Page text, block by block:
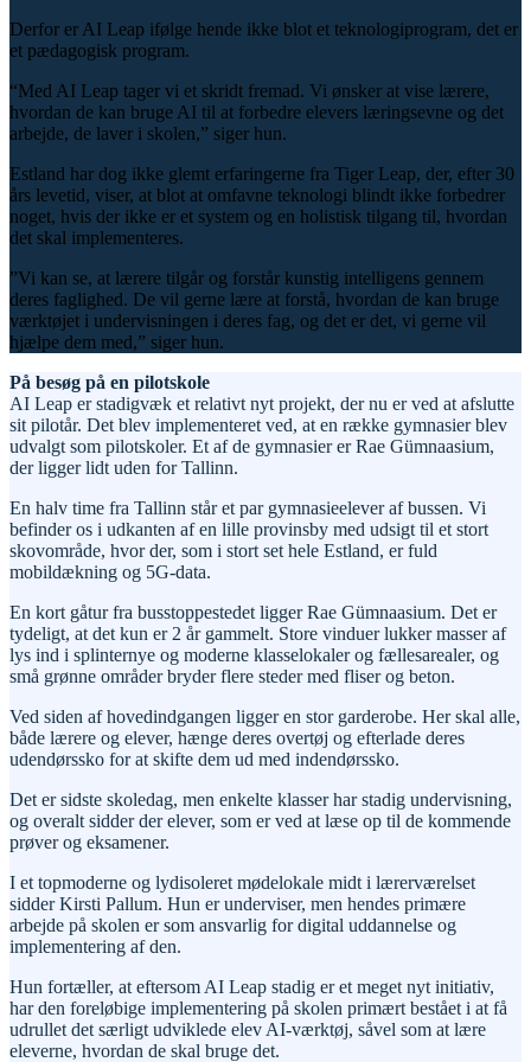
Derfor er AI Leap ifølge hende ikke blot et teknologiprogram, det er
et pædagogisk program.
“Med AI Leap tager vi et skridt fremad. Vi ønsker at vise lærere,
hvordan de kan bruge AI til at forbedre elevers læringsevne og det
arbejde, de laver i skolen,” siger hun.
Estland har dog ikke glemt erfaringerne fra Tiger Leap, der, efter 30
års levetid, viser, at blot at omfavne teknologi blindt ikke forbedrer
noget, hvis der ikke er et system og en holistisk tilgang til, hvordan
det skal implementeres.
”Vi kan se, at lærere tilgår og forstår kunstig intelligens gennem
deres faglighed. De vil gerne lære at forstå, hvordan de kan bruge
værktøjet i undervisningen i deres fag, og det er det, vi gerne vil
hjælpe dem med,” siger hun.
På besøg på en pilotskole
AI Leap er stadigvæk et relativt nyt projekt, der nu er ved at afslutte
sit pilotår. Det blev implementeret ved, at en række gymnasier blev
udvalgt som pilotskoler. Et af de gymnasier er Rae Gümnaasium,
der ligger lidt uden for Tallinn.
En halv time fra Tallinn står et par gymnasieelever af bussen. Vi
befinder os i udkanten af en lille provinsby med udsigt til et stort
skovområde, hvor der, som i stort set hele Estland, er fuld
mobildækning og 5G-data.
En kort gåtur fra busstoppestedet ligger Rae Gümnaasium. Det er
tydeligt, at det kun er 2 år gammelt. Store vinduer lukker masser af
lys ind i splinternye og moderne klasselokaler og fællesarealer, og
små grønne områder bryder flere steder med fliser og beton.
Ved siden af hovedindgangen ligger en stor garderobe. Her skal alle,
både lærere og elever, hænge deres overtøj og efterlade deres
udendørssko for at skifte dem ud med indendørssko.
Det er sidste skoledag, men enkelte klasser har stadig undervisning,
og overalt sidder der elever, som er ved at læse op til de kommende
prøver og eksamener.
I et topmoderne og lydisoleret mødelokale midt i lærerværelset
sidder Kirsti Pallum. Hun er underviser, men hendes primære
arbejde på skolen er som ansvarlig for digital uddannelse og
implementering af den.
Hun fortæller, at eftersom AI Leap stadig er et meget nyt initiativ,
har den foreløbige implementering på skolen primært bestået i at få
udrullet det særligt udviklede elev AI-værktøj, såvel som at lære
eleverne, hvordan de skal bruge det.